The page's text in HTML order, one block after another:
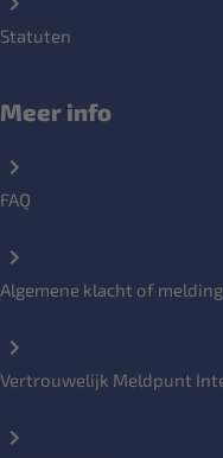
Statuten
Meer info
FAQ
Algemene klacht of melding
Vertrouwelijk Meldpunt